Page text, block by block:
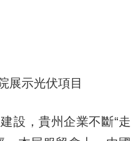
展示光伏項目
，貴州企業不斷“走